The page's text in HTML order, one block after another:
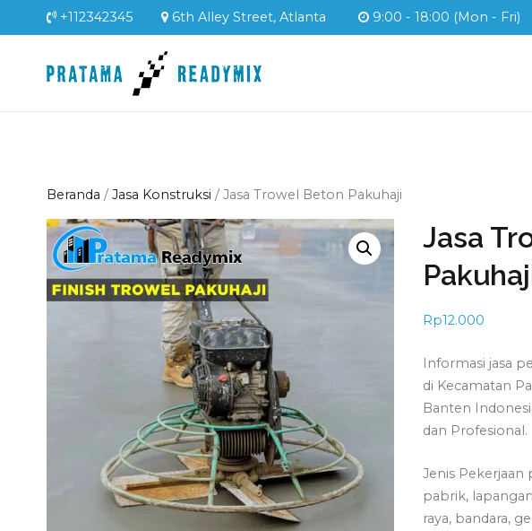
ke
+112342345 6th Alley Street, Atlanta 9:00 - 18:00 (Mon - Fri)
Beranda / Jasa Konstruksi / Jasa Trowel Beton Pakuhaji
Jasa
Rp12.000
Informasi jasa
di Kecamatan
Banten
dan Profesional.
Jenis Pekerjaan
pabrik,
raya, bandara,